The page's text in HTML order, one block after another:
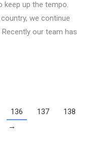
keep up the tempo.
we continue
our team has
136 137
138
→